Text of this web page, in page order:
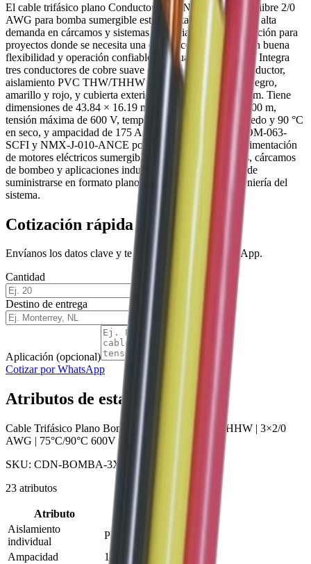
El cable trifásico plano Conductores del Norte CN-028 calibre 2/0
AWG para bomba sumergible está orientado a motores de alta
demanda en cárcamos y sistemas industriales. Es una solución para
proyectos donde se necesita una construcción robusta, con buena
flexibilidad y operación confiable en agua dulce o salada. Integra
tres conductores de cobre suave clase C, 19 hilos por conductor,
aislamiento PVC THW/THHW de 2.11 mm en colores negro,
amarillo y rojo, y cubierta exterior PVC negra de 1.18 mm. Tiene
dimensiones de 43.84 × 16.19 mm, peso de 251.69 kg/100 m,
tensión máxima de 600 V, temperatura de 75 °C en húmedo y 90 °C
en seco, y ampacidad de 175 A a 30 °C; cumple con NOM-063-
SCFI y NMX-J-010-ANCE por ANCE. Se utiliza en alimentación
de motores eléctricos sumergibles para pozos profundos, cárcamos
de bombeo y aplicaciones industriales hasta 600 V. Puede
suministrarse en formato plano o redondo según la ingeniería del
sistema.
Cotización rápida
Envíanos los datos clave y te respondemos por WhatsApp.
Cantidad
Destino de entrega
Aplicación (opcional)
Cotizar por WhatsApp
Atributos de esta variante
Cable Trifásico Plano Bomba Sumergible THW/THHW | 3×2/0
AWG | 75°C/90°C 600V | Conductores del Norte
SKU: CDN-BOMBA-3X2/0-600V
23 atributos
Atributo
Aislamiento
individual
PVC THW/THHW
Ampacidad
175 A